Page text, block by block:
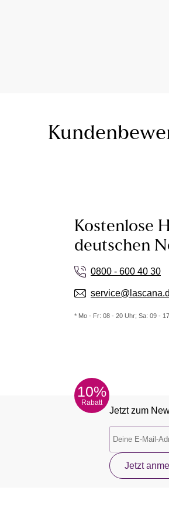
Kostenlose
deutschen
0800 - 600 40 30
* Mo - Fr: 08 - 20 Uhr; Sa: 09 -
10%
Rabatt
Jetzt zum
Jetzt